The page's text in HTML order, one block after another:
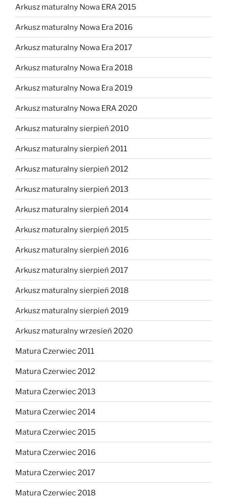
Arkusz maturalny Nowa ERA 2015
Arkusz maturalny Nowa Era 2016
Arkusz maturalny Nowa Era 2017
Arkusz maturalny Nowa Era 2018
Arkusz maturalny Nowa Era 2019
Arkusz maturalny Nowa ERA 2020
Arkusz maturalny sierpień 2010
Arkusz maturalny sierpień 2011
Arkusz maturalny sierpień 2012
Arkusz maturalny sierpień 2013
Arkusz maturalny sierpień 2014
Arkusz maturalny sierpień 2015
Arkusz maturalny sierpień 2016
Arkusz maturalny sierpień 2017
Arkusz maturalny sierpień 2018
Arkusz maturalny sierpień 2019
Arkusz maturalny wrzesień 2020
Matura Czerwiec 2011
Matura Czerwiec 2012
Matura Czerwiec 2013
Matura Czerwiec 2014
Matura Czerwiec 2015
Matura Czerwiec 2016
Matura Czerwiec 2017
Matura Czerwiec 2018